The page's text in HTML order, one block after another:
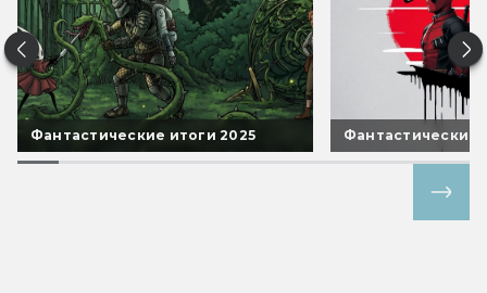
Фантастические итоги 2025 Фантастические